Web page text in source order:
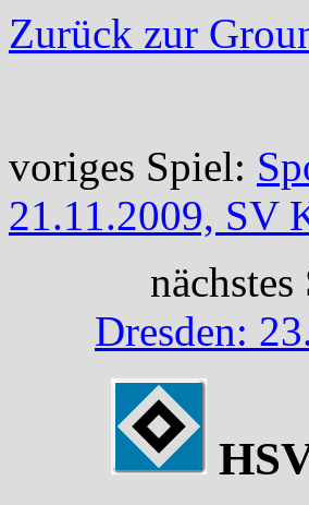
Zurück zur
voriges Spiel:
21.11.2009, SV
Dresden: